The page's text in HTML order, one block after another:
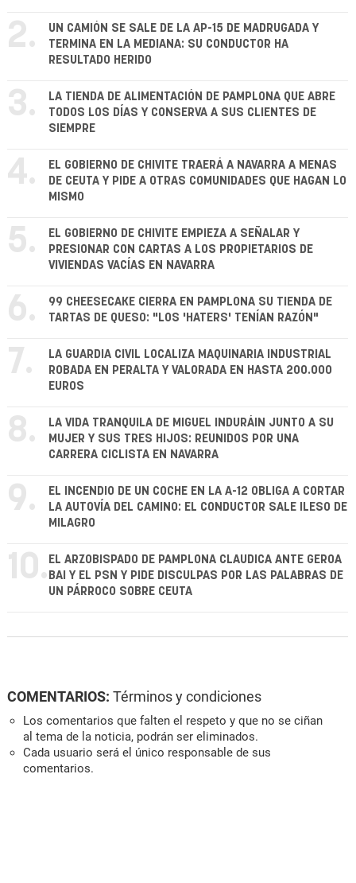
2.
UN CAMIÓN SE SALE DE LA AP-15 DE MADRUGADA Y
TERMINA EN LA MEDIANA: SU CONDUCTOR HA
RESULTADO HERIDO
3.
LA TIENDA DE ALIMENTACIÓN DE PAMPLONA QUE ABRE
TODOS LOS DÍAS Y CONSERVA A SUS CLIENTES DE
SIEMPRE
4.
EL GOBIERNO DE CHIVITE TRAERÁ A NAVARRA A MENAS
DE CEUTA Y PIDE A OTRAS COMUNIDADES QUE HAGAN LO
MISMO
5.
EL GOBIERNO DE CHIVITE EMPIEZA A SEÑALAR Y
PRESIONAR CON CARTAS A LOS PROPIETARIOS DE
VIVIENDAS VACÍAS EN NAVARRA
6.
99 CHEESECAKE CIERRA EN PAMPLONA SU TIENDA DE
TARTAS DE QUESO: "LOS 'HATERS' TENÍAN RAZÓN"
7.
LA GUARDIA CIVIL LOCALIZA MAQUINARIA INDUSTRIAL
ROBADA EN PERALTA Y VALORADA EN HASTA 200.000
EUROS
8.
LA VIDA TRANQUILA DE MIGUEL INDURÁIN JUNTO A SU
MUJER Y SUS TRES HIJOS: REUNIDOS POR UNA
CARRERA CICLISTA EN NAVARRA
9.
EL INCENDIO DE UN COCHE EN LA A-12 OBLIGA A CORTAR
LA AUTOVÍA DEL CAMINO: EL CONDUCTOR SALE ILESO DE
MILAGRO
10. EL ARZOBISPADO DE PAMPLONA CLAUDICA ANTE GEROA
BAI Y EL PSN Y PIDE DISCULPAS POR LAS PALABRAS DE
UN PÁRROCO SOBRE CEUTA
COMENTARIOS: Términos y condiciones
Los comentarios que falten el respeto y que no se ciñan
al tema de la noticia, podrán ser eliminados.
Cada usuario será el único responsable de sus
comentarios.